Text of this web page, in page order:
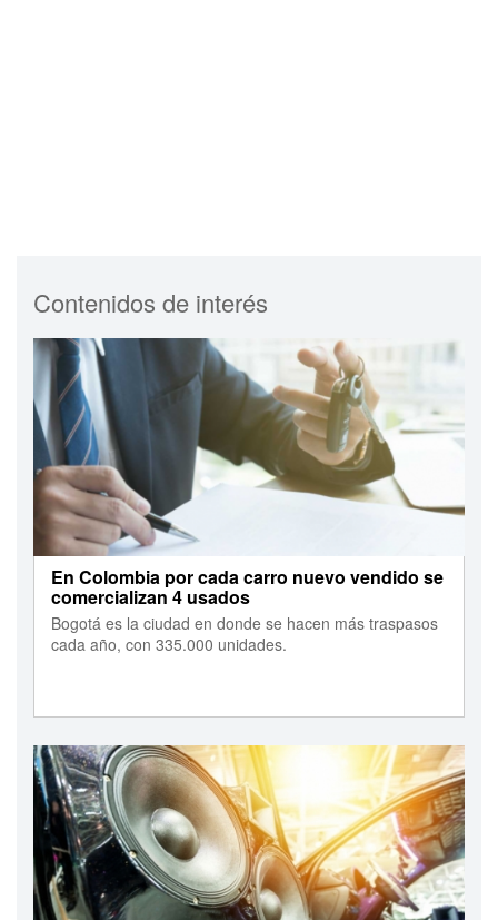
Contenidos de interés
En Colombia por cada carro nuevo vendido se
comercializan 4 usados
Bogotá es la ciudad en donde se hacen más traspasos
cada año, con 335.000 unidades.